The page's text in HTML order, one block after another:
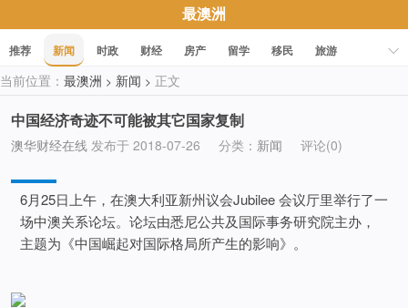
最澳洲
推荐 新闻 时政 财经 房产 留学 移民
旅游
科技
职场 美食 文化
当前位置： 最澳洲 > 新闻 > 正文
中国经济奇迹不可能被其它国家复制
澳华财经在线 发布于 2018-07-26 分类： 新闻 评论(0)
6月25日上午，在澳大利亚新州议会Jubilee 会议厅里举行了一
场中澳关系论坛。论坛由悉尼公共及国际事务研究院主办，
主题为《中国崛起对国际格局所产生的影响》。